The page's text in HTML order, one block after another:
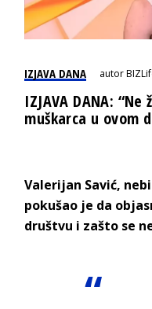
IZJAVA DANA autor
IZJAVA DANA:
muškarca u ovom
Valerijan Savić,
pokušao je da
društvu i zašto se